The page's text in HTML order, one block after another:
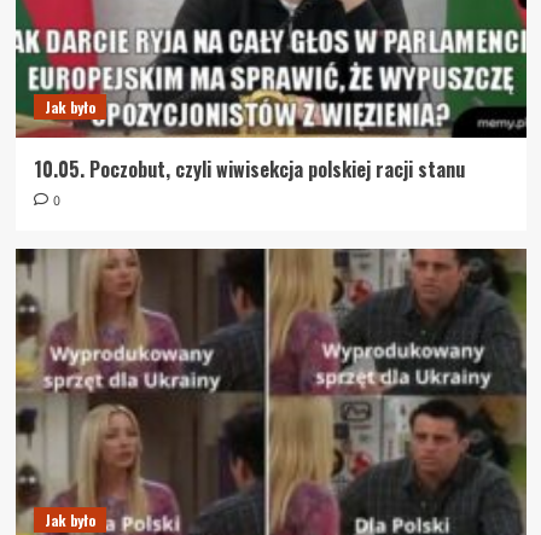
Jak było
10.05. Poczobut, czyli wiwisekcja polskiej racji stanu
0
Jak było